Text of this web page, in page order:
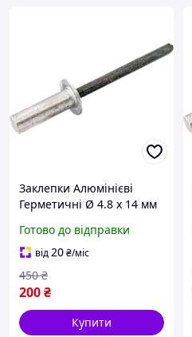
Заклепки Алюмінієві
Герметичні Ø 4.8 х 14 мм
Готово до відправки
від20₴/міс
200₴
450 ₴
Купити